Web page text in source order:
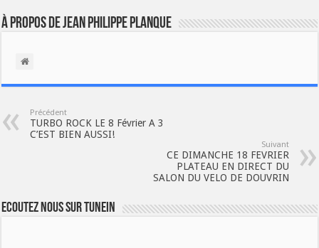
À propos de Jean Philippe Planque
Précédent
TURBO ROCK LE 8 Février A 3
C’EST BIEN AUSSI!
Suivant
CE DIMANCHE 18 FEVRIER
PLATEAU EN DIRECT DU
SALON DU VELO DE DOUVRIN
Ecoutez nous sur TuneIn